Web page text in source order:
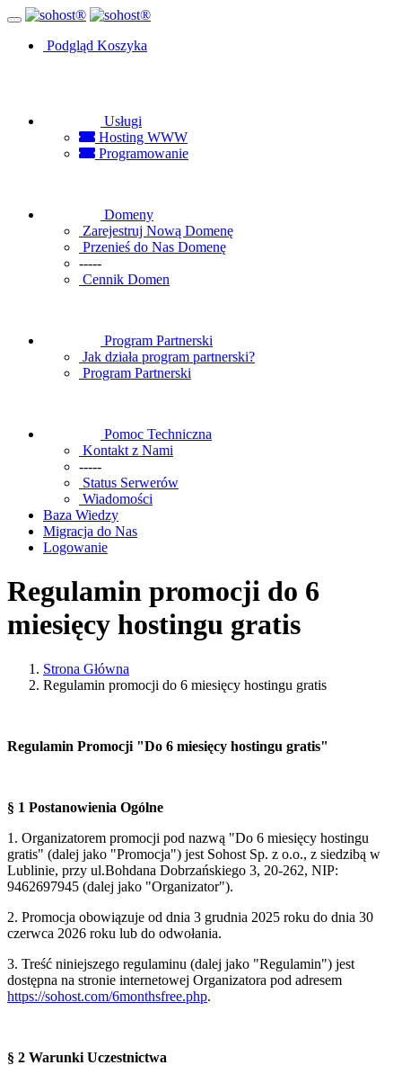
Podgląd Koszyka
Usługi
Hosting WWW
Programowanie
Domeny
Zarejestruj Nową Domenę
Przenieś do Nas Domenę
-----
Cennik Domen
Program Partnerski
Jak działa program partnerski?
Program Partnerski
Pomoc Techniczna
Kontakt z Nami
-----
Status Serwerów
Wiadomości
Baza Wiedzy
Migracja do Nas
Logowanie
Regulamin promocji do 6
miesięcy hostingu gratis
Strona Główna
Regulamin promocji do 6 miesięcy hostingu gratis
Regulamin Promocji "Do 6 miesięcy hostingu gratis"
§ 1 Postanowienia Ogólne
1. Organizatorem promocji pod nazwą "Do 6 miesięcy hostingu
gratis" (dalej jako "Promocja") jest Sohost Sp. z o.o., z siedzibą w
Lublinie, przy ul.Bohdana Dobrzańskiego 3, 20-262, NIP:
9462697945 (dalej jako "Organizator").
2. Promocja obowiązuje od dnia 3 grudnia 2025 roku do dnia 30
czerwca 2026 roku lub do odwołania.
3. Treść niniejszego regulaminu (dalej jako "Regulamin") jest
dostępna na stronie internetowej Organizatora pod adresem
https://sohost.com/6monthsfree.php.
§ 2 Warunki Uczestnictwa